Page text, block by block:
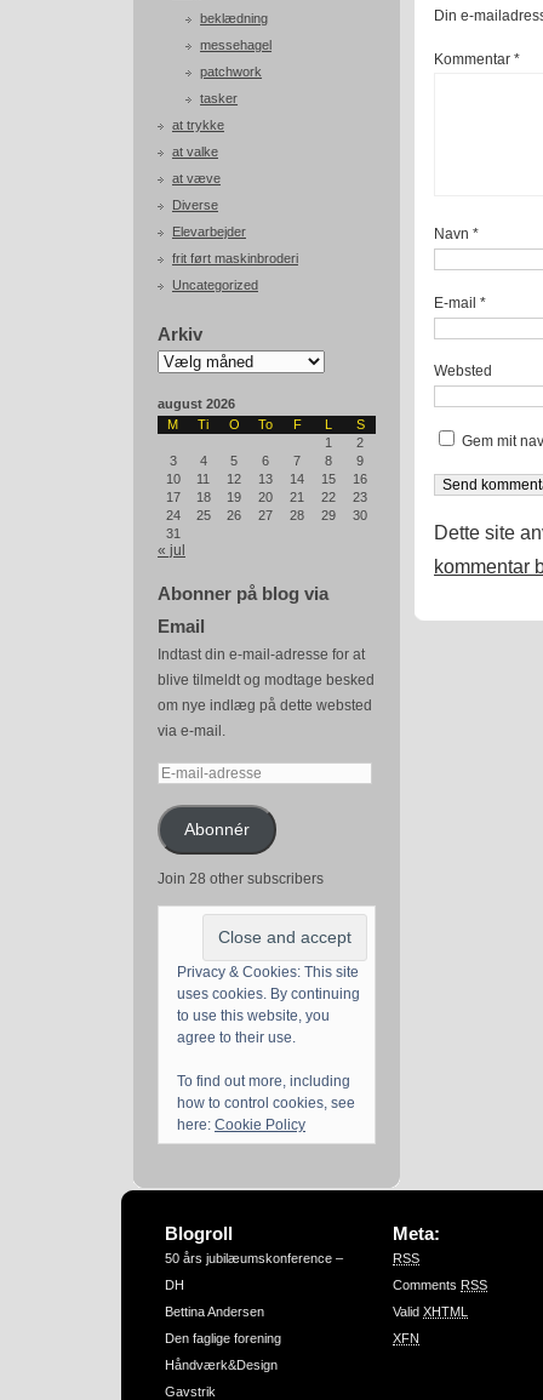
beklædning
messehagel
patchwork
tasker
at trykke
at valke
at væve
Diverse
Elevarbejder
frit ført maskinbroderi
Uncategorized
Arkiv
Arkiv
august 2026
M
Ti O To F L
S
1
2
3
4 5 6 7 8
9
10
11 12 13 14 15
16
17
18 19 20 21 22
23
24
25 26 27 28 29
30
31
« jul
Abonner på blog via
Email
Indtast din e-mail-adresse for at
blive tilmeldt og modtage besked
om nye indlæg på dette websted
via e-mail.
E-
adresseAbonnér
Join 28 other subscribers
Privacy & Cookies: This site
uses cookies. By continuing
to use this website, you
agree to their use.
To find out more, including
how to control cookies, see
here: Cookie Policy
Din e-
Kommentar *
Navn *
E-mail *
Websted
Gem mit
Dette site
kommentar
Blogroll
50 års jubilæumskonference –
DH
Bettina Andersen
Den faglige forening
Håndværk&Design
Gavstrik
Meta:
RSS
Comments RSS
Valid XHTML
XFN